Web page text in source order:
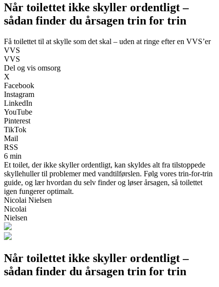
Når toilettet ikke skyller ordentligt –
sådan finder du årsagen trin for trin
Få toilettet til at skylle som det skal – uden at ringe efter en VVS’er
VVS
VVS
Del og vis omsorg
X
Facebook
Instagram
LinkedIn
YouTube
Pinterest
TikTok
Mail
RSS
6 min
Et toilet, der ikke skyller ordentligt, kan skyldes alt fra tilstoppede
skyllehuller til problemer med vandtilførslen. Følg vores trin-for-trin
guide, og lær hvordan du selv finder og løser årsagen, så toilettet
igen fungerer optimalt.
Nicolai Nielsen
Nicolai
Nielsen
Når toilettet ikke skyller ordentligt –
sådan finder du årsagen trin for trin